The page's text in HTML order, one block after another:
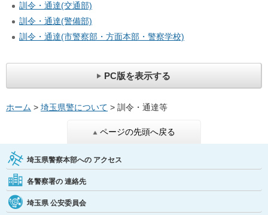
訓令・通達(交通部)
訓令・通達(警備部)
訓令・通達(市警察部・方面本部・警察学校)
PC版を表示する
ホーム > 埼玉県警について > 訓令・通達等
ページの先頭へ戻る
埼玉県警察本部への アクセス
各警察署の 連絡先
埼玉県 公安委員会